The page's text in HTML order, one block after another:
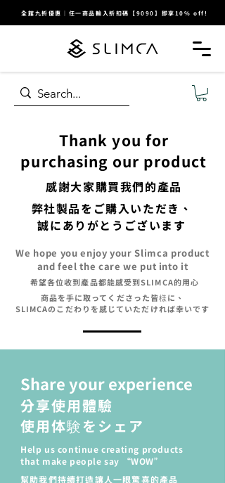
全館九折優惠｜任一商品輸入折扣碼【9090】即享10% off!
Thank you for
purchasing our product
​感謝大家購買我們的產品
弊社製品をご購入いただき、
誠にありがとうございます
We hope you enjoy your Slimca product
and feel the care we put into it
​希望各位收到產品都能感受到SLIMCA的用心
商品を手に取ってくださった皆様に、
SLIMCAのこだわりを感じていただければ幸いです
Share your experience
​分享使用體驗
使用体験をシェア
Help us continue creating products
that make people say “WOW”
幫助我們持續打造讓人一眼驚喜的產品